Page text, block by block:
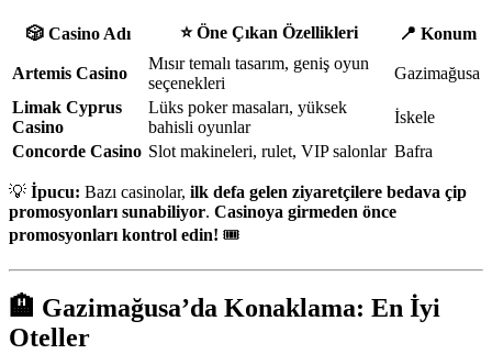
🎲 Casino Adı ⭐Öne Çıkan Özellikleri 📍 Konum
Artemis Casino
Mısır temalı tasarım, geniş oyun
seçenekleri
Gazimağusa
Limak Cyprus
Casino
Lüks poker masaları, yüksek
bahisli oyunlar
İskele
Concorde Casino Slot makineleri, rulet, VIP salonlar Bafra
💡 İpucu: Bazı casinolar, ilk defa gelen ziyaretçilere bedava çip
promosyonları sunabiliyor. Casinoya girmeden önce
promosyonları kontrol edin! 🎟️
🏨 Gazimağusa’da Konaklama: En İyi
Oteller